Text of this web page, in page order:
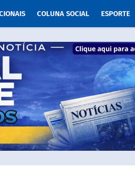
COLUNA SOCIAL ESPORTE